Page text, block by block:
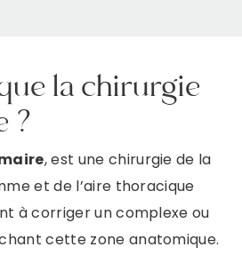
la chirurgie
?
, est une chirurgie de la
et de l’aire thoracique
à corriger un complexe ou
cette zone anatomique.